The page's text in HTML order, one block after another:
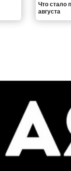
Что стало
августа